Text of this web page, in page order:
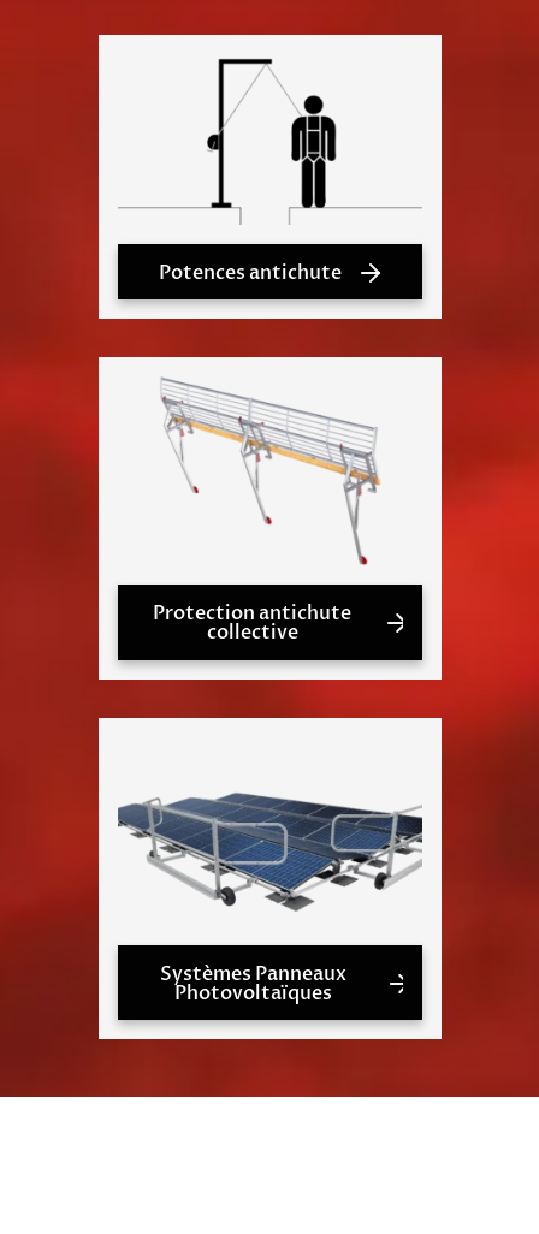
Potences antichute
Protection antichute
collective
Systèmes Panneaux
Photovoltaïques